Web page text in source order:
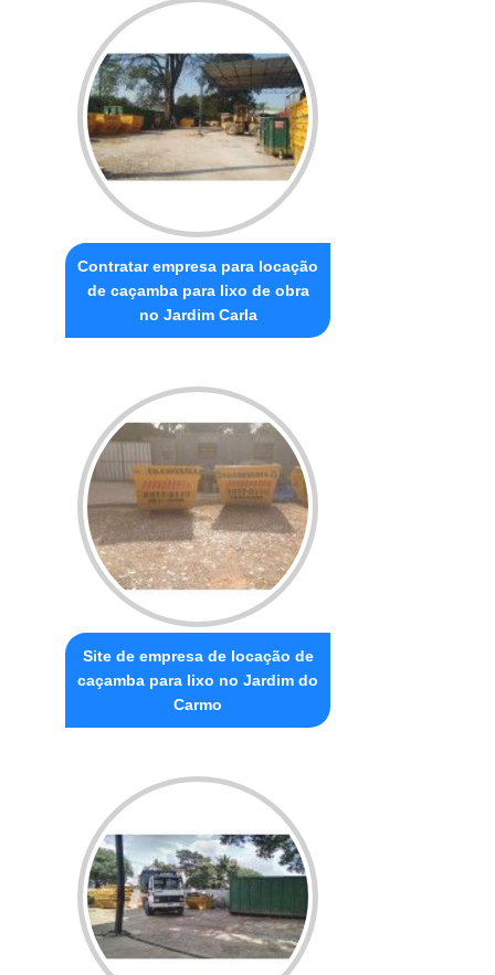
Contratar empresa para locação
de caçamba para lixo de obra
no Jardim Carla
Site de empresa de locação de
caçamba para lixo no Jardim do
Carmo